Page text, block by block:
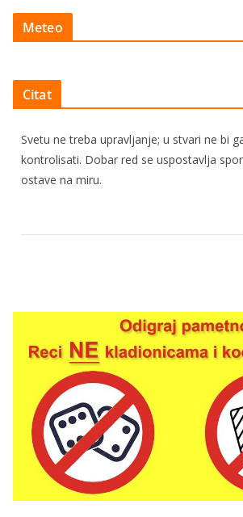
Meteo
Citat
Svetu ne treba upravljanje; u stvari ne bi
kontrolisati. Dobar red se uspostavlja
ostave na miru.